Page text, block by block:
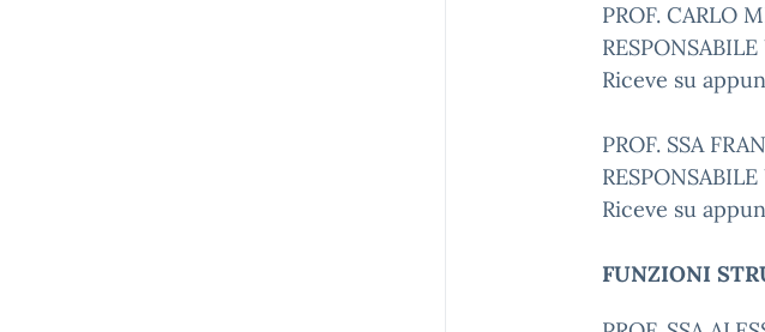
PROF. CARLO
Riceve su
PROF. SSA
Riceve su
FUNZIONI